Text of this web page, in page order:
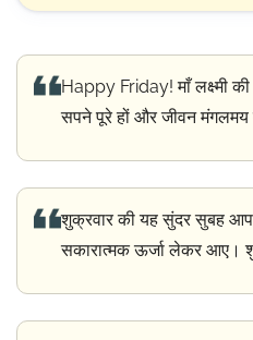
Happy Friday! माँ लक्ष्मी
सपने पूरे हों और जीवन
शुक्रवार की यह सुंदर सुबह
सकारात्मक ऊर्जा लेकर आए।